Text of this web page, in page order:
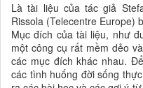
Là tài liệu của tác giả
Rissola (Telecentre Europe)
Mục đích của tài liệu, như
một công cụ rất mềm dẻo
các mục đích khác nhau.
các tình huống đời sống